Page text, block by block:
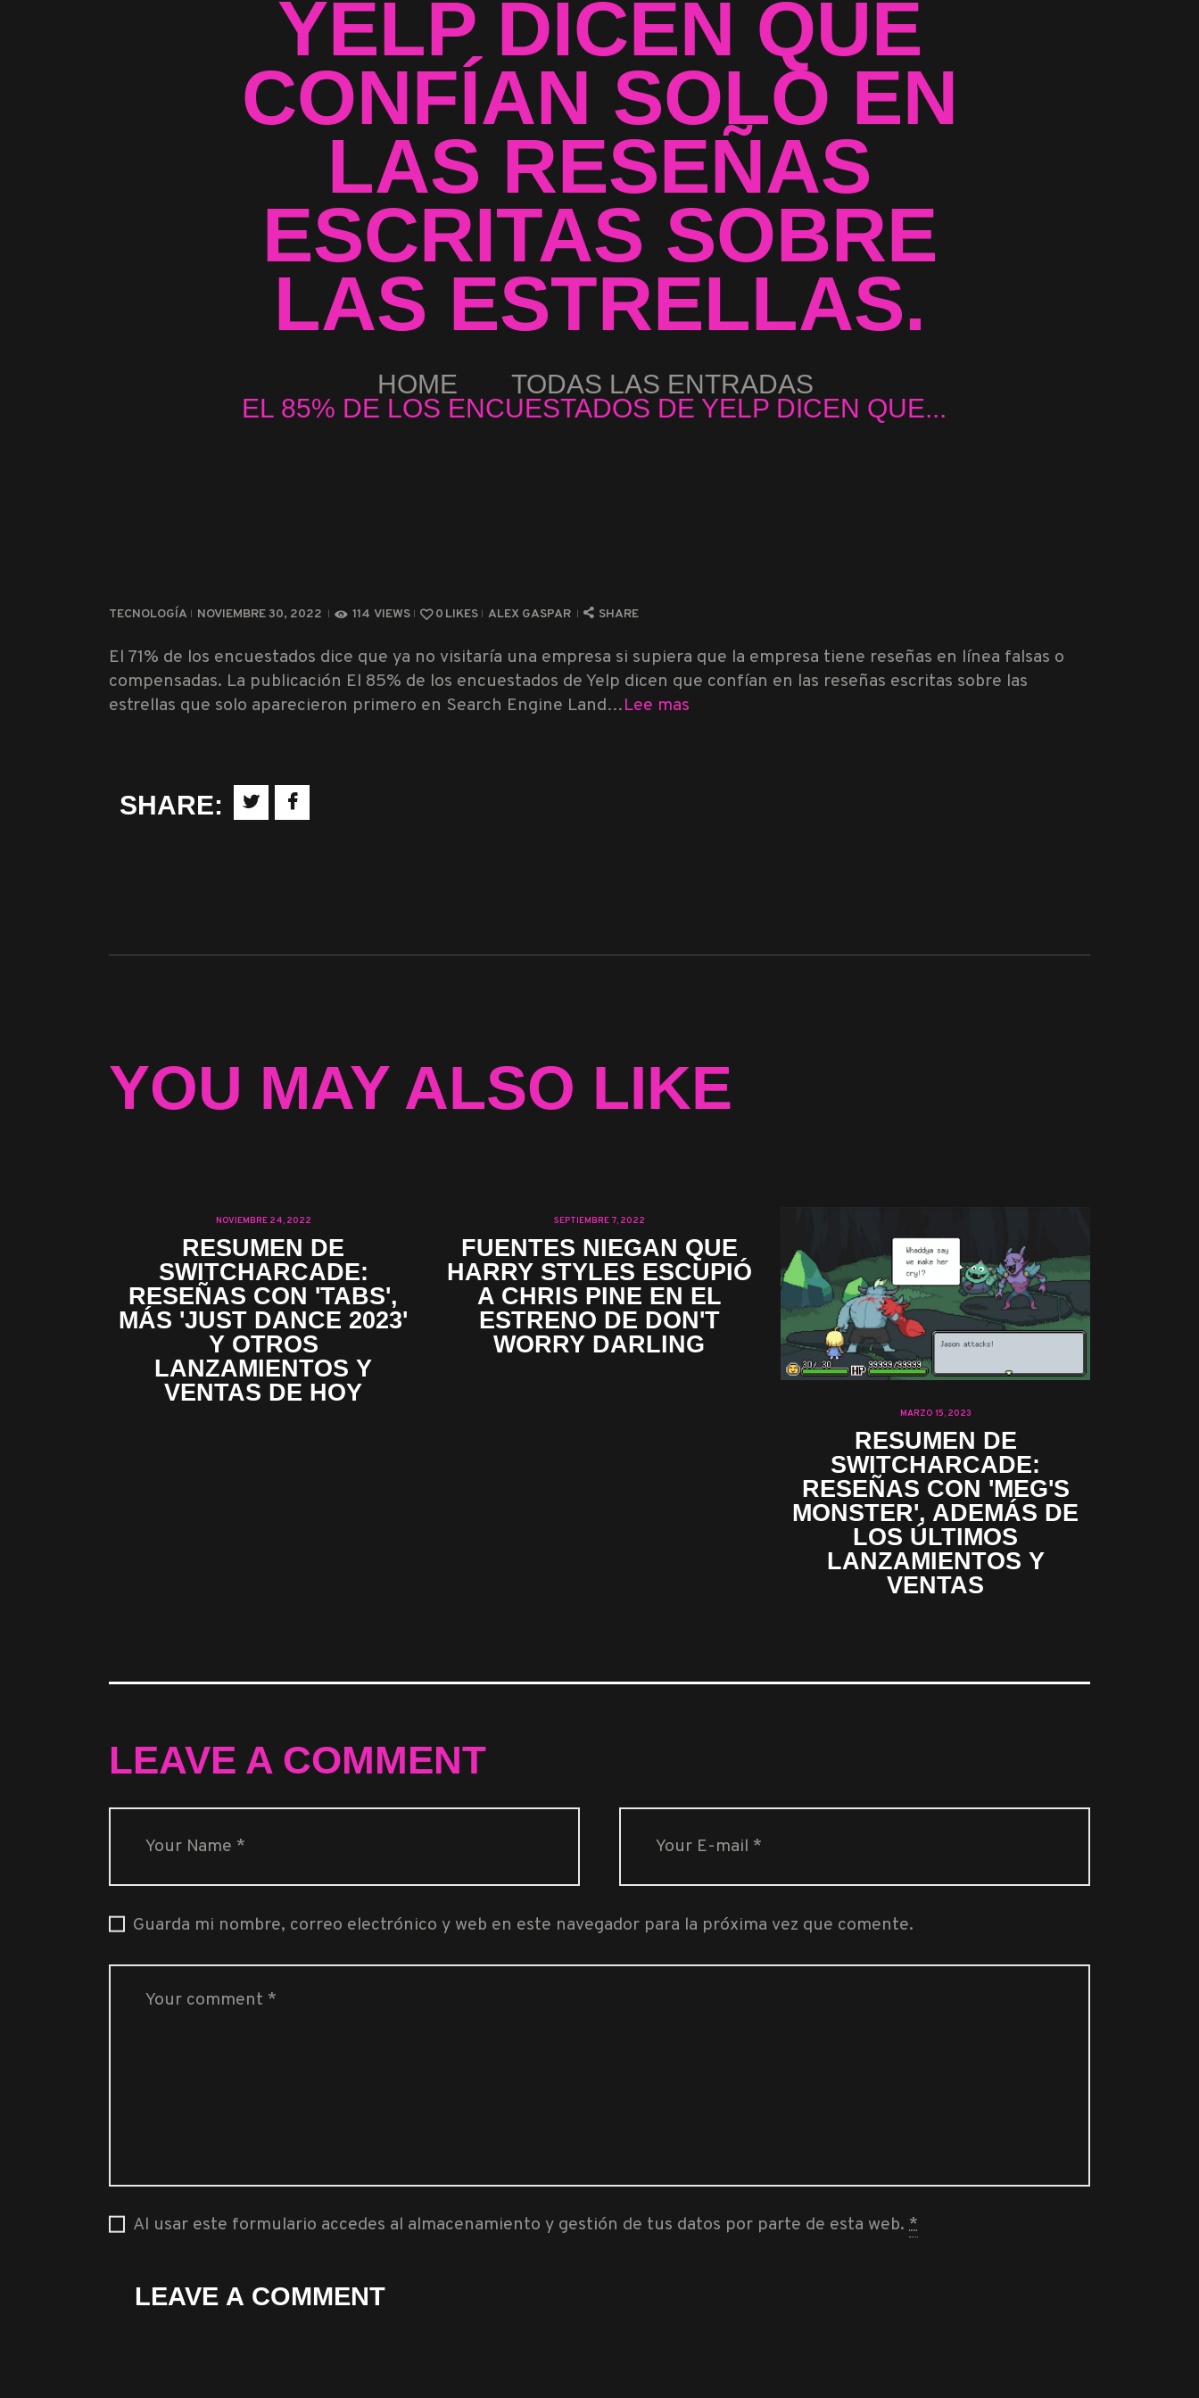
YELP DICEN QUE
CONFÍAN SOLO EN
LAS RESEÑAS
ESCRITAS SOBRE
LAS ESTRELLAS.
HOME TODAS LAS ENTRADAS
EL 85% DE LOS ENCUESTADOS DE YELP DICEN QUE...
TECNOLOGÍA NOVIEMBRE 30, 2022 114 VIEWS 0 LIKES ALEX GASPAR SHARE
El 71% de los encuestados dice que ya no visitaría una empresa si supiera que la empresa tiene reseñas en línea falsas o
compensadas. La publicación El 85% de los encuestados de Yelp dicen que confían en las reseñas escritas sobre las
estrellas que solo aparecieron primero en Search Engine Land…Lee mas
SHARE:
YOU MAY ALSO LIKE
NOVIEMBRE 24, 2022
RESUMEN DE
SWITCHARCADE:
RESEÑAS CON 'TABS',
MÁS 'JUST DANCE 2023'
Y OTROS
LANZAMIENTOS Y
VENTAS DE HOY
SEPTIEMBRE 7, 2022
FUENTES NIEGAN QUE
HARRY STYLES ESCUPIÓ
A CHRIS PINE EN EL
ESTRENO DE DON'T
WORRY DARLING
MARZO 15, 2023
RESUMEN DE
SWITCHARCADE:
RESEÑAS CON 'MEG'S
MONSTER', ADEMÁS DE
LOS ÚLTIMOS
LANZAMIENTOS Y
VENTAS
LEAVE A COMMENT
Guarda mi nombre, correo electrónico y web en este navegador para la próxima vez que comente.
Al usar este formulario accedes al almacenamiento y gestión de tus datos por parte de esta web.*